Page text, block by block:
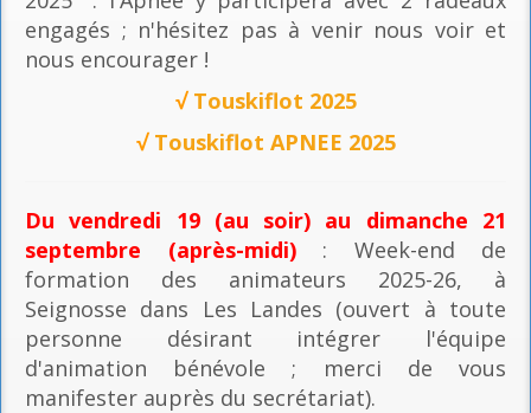
engagés ; n'hésitez pas à venir nous voir et
nous encourager !
√ Touskiflot 2025
√ Touskiflot APNEE 2025
Du vendredi 19 (au soir) au dimanche 21
septembre (après-midi): Week-end de
formation des animateurs 2025-26, à
Seignosse dans Les Landes (ouvert à toute
personne désirant intégrer l'équipe
d'animation bénévole ; merci de vous
manifester auprès du secrétariat).